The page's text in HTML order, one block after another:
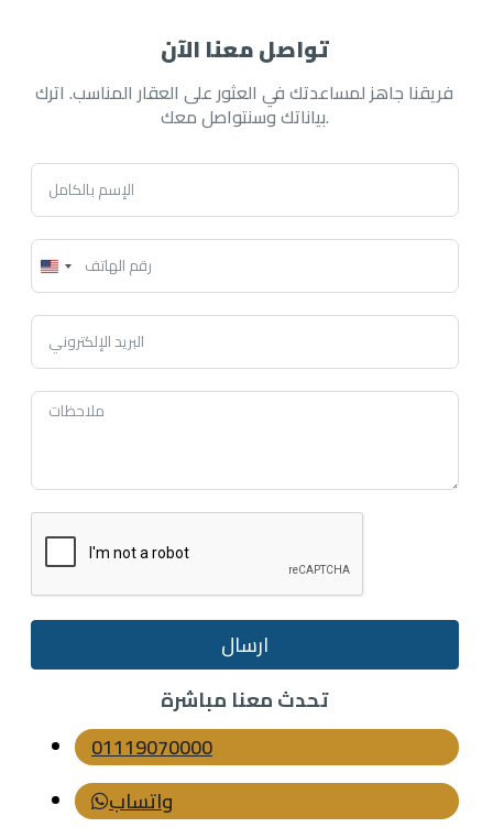
تواصل معنا الآن
فريقنا جاهز لمساعدتك في العثور على العقار المناسب. اترك
بياناتك وسنتواصل معك.
United
States
+1
ارسال
تحدث معنا مباشرة
01119070000
واتساب